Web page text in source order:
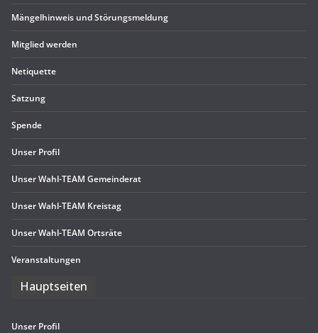
Män­gel­hin­weis und Störungsmeldung
Mit­glied werden
Neti­quette
Sat­zung
Spende
Unser Pro­fil
Unser Wahl-TEAM Gemeinderat
Unser Wahl-TEAM Kreistag
Unser Wahl-TEAM Ortsräte
Ver­an­stal­tun­gen
Haupt­sei­ten
Unser Pro­fil